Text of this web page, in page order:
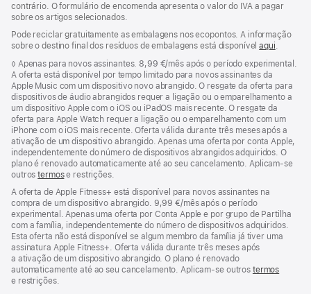
contrário. O formulário de encomenda apresenta o valor do IVA a pagar
sobre os artigos selecionados.
Pode reciclar gratuitamente as embalagens nos ecopontos. A informação
sobre o destino final dos resíduos de embalagens está disponívelaqui.
Nota
de
rodapé
◊ Apenas para novos assinantes. 8,99 €/mês após o período experimental.
A oferta está disponível por tempo limitado para novos assinantes da
Apple Music com um dispositivo novo abrangido. O resgate da oferta para
dispositivos de áudio abrangidos requer a ligação ou o emparelhamento a
um dispositivo Apple com o iOS ou iPadOS mais recente. O resgate da
oferta para Apple Watch requer a ligação ou o emparelhamento com um
iPhone com o iOS mais recente. Oferta válida durante três meses após a
ativação de um dispositivo abrangido. Apenas uma oferta por conta Apple,
independentemente do número de dispositivos abrangidos adquiridos. O
plano é renovado automaticamente até ao seu cancelamento. Aplicam-se
outrostermose restrições.
A oferta de Apple Fitness+ está disponível para novos assinantes na
compra de um dispositivo abrangido. 9,99 €/mês após o período
experimental. Apenas uma oferta por Conta Apple e por grupo de Partilha
com a família, independentemente do número de dispositivos adquiridos.
Esta oferta não está disponível se algum membro da família já tiver uma
assinatura Apple Fitness+. Oferta válida durante três meses após
a ativação de um dispositivo abrangido. O plano é renovado
automaticamente até ao seu cancelamento. Aplicam‑se outros termos
e restrições.